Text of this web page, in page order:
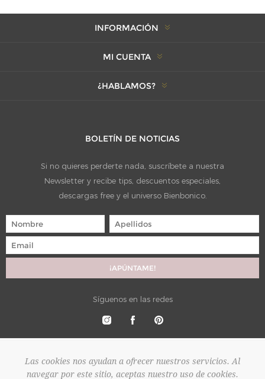
INFORMACIÓN
MI CUENTA
¿HABLAMOS?
BOLETÍN DE NOTICIAS
Si no quieres perderte nada, suscríbete a nuestra
Newsletter y recibe tips, descuentos especiales,
descargas free y el universo Bienbonico.
Síguenos en las redes
Las cookies nos ayudan a ofrecer nuestros servicios. Al
navegar por este sitio, aceptas nuestro uso de cookies.